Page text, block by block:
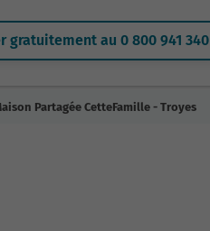
gratuitement au 0 800 941 340
Partagée CetteFamille - Troyes